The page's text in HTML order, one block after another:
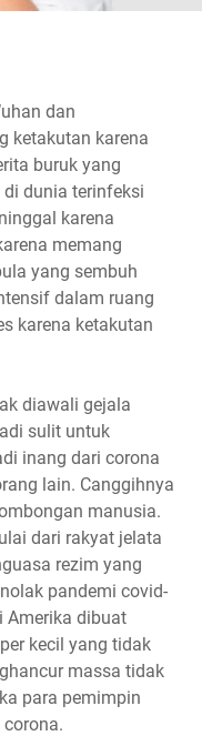
dan
ketakutan karena
buruk yang
dunia terinfeksi
karena
memang
yang sembuh
dalam ruang
karena ketakutan
diawali gejala
sulit untuk
inang dari corona
lain. Canggihnya
manusia.
dari rakyat jelata
rezim yang
pandemi covid-
Amerika dibuat
kecil yang tidak
massa tidak
para pemimpin